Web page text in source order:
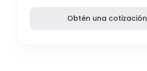
Obtén una cotización